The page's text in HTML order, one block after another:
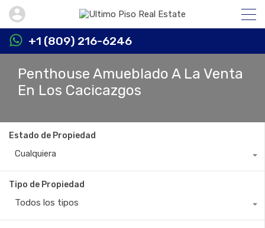
+1 (809) 216-6246
Penthouse Amueblado A La Venta
En Los Cacicazgos
Estado de Propiedad
Cualquiera
Tipo de Propiedad
Todos los tipos